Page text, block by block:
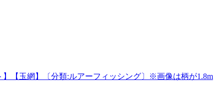
】【玉網】〔分類:ルアーフィッシング〕※画像は柄が1.8m